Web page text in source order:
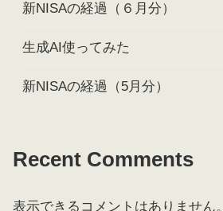
新NISAの経過（６月分）
生成AI使ってみた
新NISAの経過（5月分）
Recent Comments
表示できるコメントはありません。